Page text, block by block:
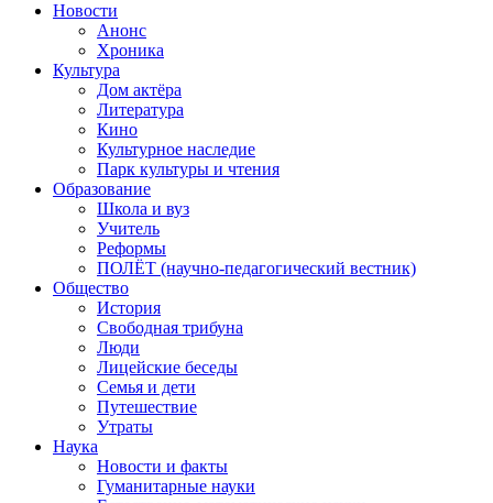
Новости
Анонс
Хроника
Культура
Дом актёра
Литература
Кино
Культурное наследие
Парк культуры и чтения
Образование
Школа и вуз
Учитель
Реформы
ПОЛЁТ (научно-педагогический вестник)
Общество
История
Свободная трибуна
Люди
Лицейские беседы
Семья и дети
Путешествие
Утраты
Наука
Новости и факты
Гуманитарные науки